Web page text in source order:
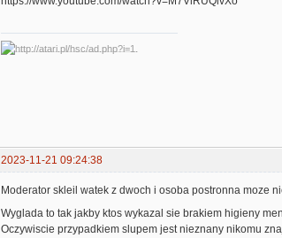
2023-11-21 09:24:38
Moderator skleil watek z dwoch i osoba postronna moze
Wyglada to tak jakby ktos wykazal sie brakiem higieny
Oczywiscie przypadkiem slupem jest nieznany nikomu